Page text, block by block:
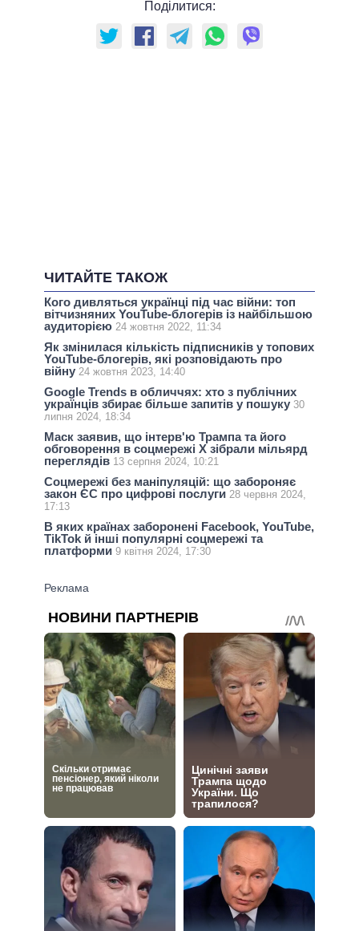
Поділитися:
ЧИТАЙТЕ ТАКОЖ
Кого дивляться українці під час війни: топ
вітчизняних YouTube-блогерів із найбільшою
аудиторією 24 жовтня 2022, 11:34
Як змінилася кількість підписників у топових
YouTube-блогерів, які розповідають про
війну 24 жовтня 2023, 14:40
Google Trends в обличчях: хто з публічних
українців збирає більше запитів у пошуку 30
липня 2024, 18:34
Маск заявив, що інтерв'ю Трампа та його
обговорення в соцмережі X зібрали мільярд
переглядів 13 серпня 2024, 10:21
Соцмережі без маніпуляцій: що забороняє
закон ЄС про цифрові послуги 28 червня 2024,
17:13
В яких країнах заборонені Facebook, YouTube,
TikTok й інші популярні соцмережі та
платформи 9 квітня 2024, 17:30